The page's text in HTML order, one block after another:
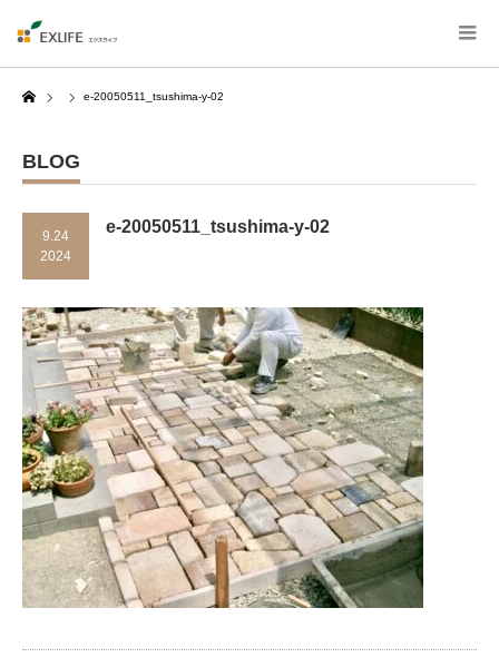
Home
e-20050511_tsushima-y-02
BLOG
9.24
2024
e-20050511_tsushima-y-02